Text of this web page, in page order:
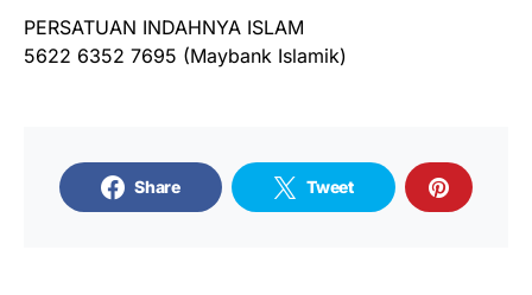
PERSATUAN INDAHNYA ISLAM
5622 6352 7695 (Maybank Islamik)
Share Tweet